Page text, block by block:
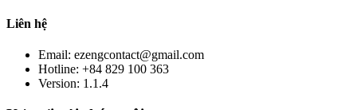
Liên hệ
Email: ezengcontact@gmail.com
Hotline: +84 829 100 363
Version: 1.1.4